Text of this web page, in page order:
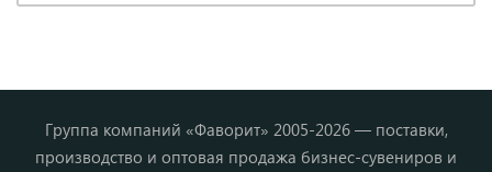
Группа компаний «Фаворит» 2005-2026 — поставки,
производство и оптовая продажа бизнес-сувениров и